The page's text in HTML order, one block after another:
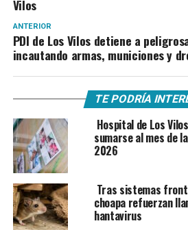
Vilos
ANTERIOR
PDI de Los Vilos detiene a
incautando armas, municiones y
TE PODRÍA
Hospital de Los
sumarse al mes de
2026
Tras sistemas
choapa refuerzan
hantavirus